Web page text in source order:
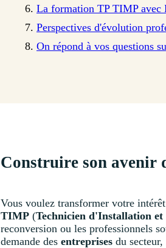
La formation TP TIMP avec
Perspectives d'évolution
On répond à vos questions
Construire son avenir
Vous voulez transformer votre
TIMP (Technicien d'Installation et
reconversion ou les professionnels
demande des entreprises du